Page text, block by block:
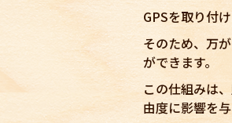
GPSを取り付
そのため、万
ができます。
この仕組みは
由度に影響を